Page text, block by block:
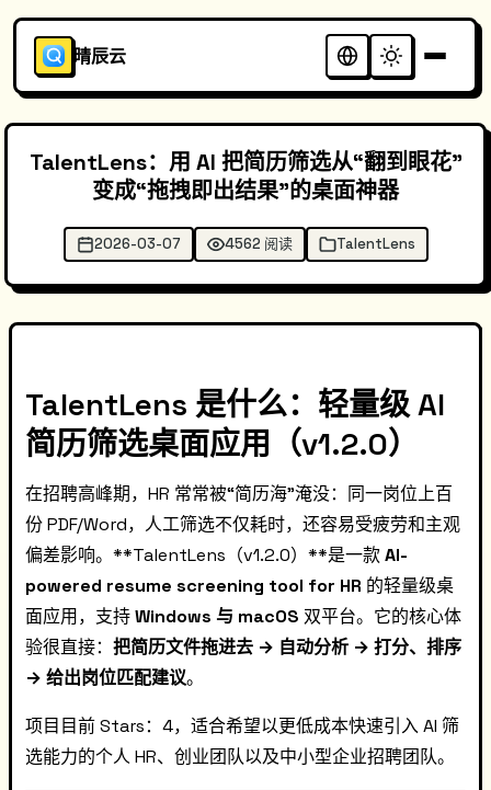
晴辰云
TalentLens：用 AI 把简历筛选从“翻到眼花”
变成“拖拽即出结果”的桌面神器
2026-03-07 4562 阅读 TalentLens
TalentLens 是什么：轻量级 AI
简历筛选桌面应用（v1.2.0）
在招聘高峰期，HR 常常被“简历海”淹没：同一岗位上百
份 PDF/Word，人工筛选不仅耗时，还容易受疲劳和主观
偏差影响。**TalentLens（v1.2.0）**是一款AI-
powered resume screening tool for HR 的轻量级桌
面应用，支持Windows 与 macOS 双平台。它的核心体
验很直接： 把简历文件拖进去 → 自动分析 → 打分、排序
→ 给出岗位匹配建议。
项目目前 Stars：4，适合希望以更低成本快速引入 AI 筛
选能力的个人 HR、创业团队以及中小型企业招聘团队。